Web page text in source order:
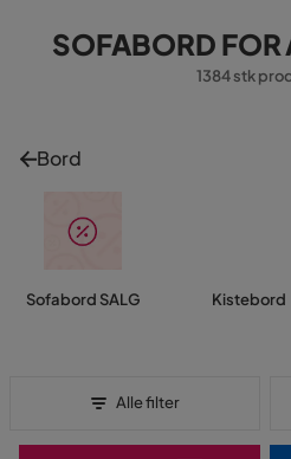
SOFABORD FOR
1384 stk
Bord
Sofabord SALG Kistebord
Alle filter